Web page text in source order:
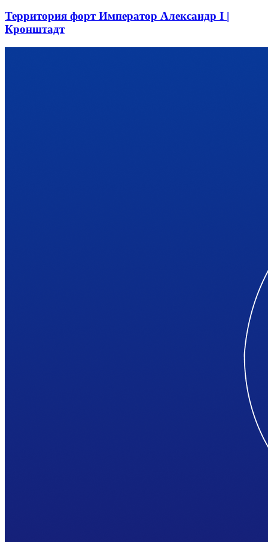
Территория форт Император Александр I |
Кронштадт